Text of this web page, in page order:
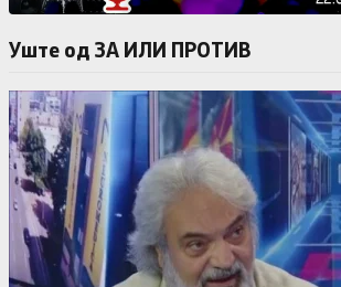
Уште од ЗА ИЛИ ПРОТИВ